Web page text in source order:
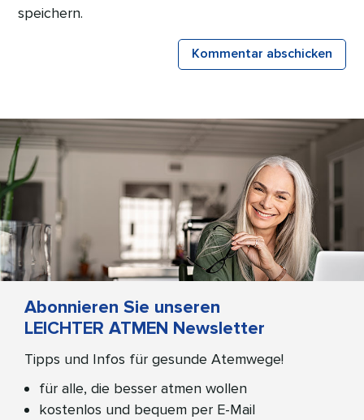
speichern.
Kommentar abschicken
Abonnieren Sie unseren
LEICHTER ATMEN Newsletter
Tipps und Infos für gesunde Atemwege!
für alle, die besser atmen wollen
kostenlos und bequem per E-Mail